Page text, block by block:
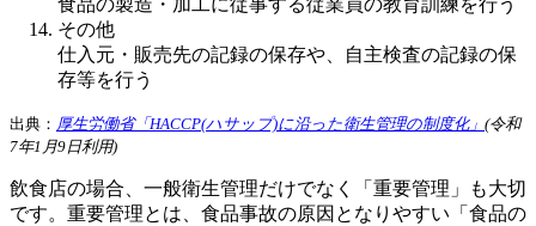
食品の製造・加工に従事する従業員の教育訓練を行う
その他
仕入元・販売先の記録の保存や、自主検査の記録の保
存等を行う
出典： 厚生労働省「HACCP(ハサップ)に沿った衛生管理の制度化」 (令和
7年1月9日利用)
飲食店の場合、一般衛生管理だけでなく「重要管理」も大切
です。重要管理とは、食品事故の原因となりやすい「食品の